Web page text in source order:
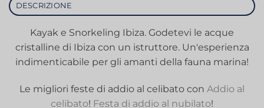
DESCRIZIONE
Kayak e Snorkeling Ibiza. Godetevi le acque
cristalline di Ibiza con un istruttore. Un'esperienza
indimenticabile per gli amanti della fauna marina!
Le migliori feste di addio al celibato con Addio al
celibato! Festa di addio al nubilato!